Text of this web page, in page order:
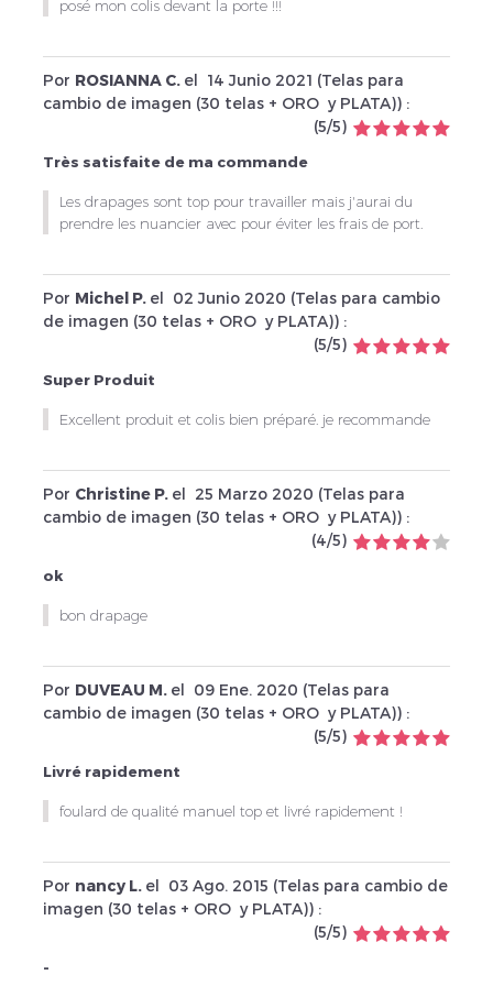
posé mon colis devant la porte !!!
Por ROSIANNA C. el 14 Junio 2021 (Telas para
cambio de imagen (30 telas + ORO y PLATA)) :
(5/5)
Très satisfaite de ma commande
Les drapages sont top pour travailler mais j'aurai du
prendre les nuancier avec pour éviter les frais de port.
Por Michel P. el 02 Junio 2020 (Telas para cambio
de imagen (30 telas + ORO y PLATA)) :
(5/5)
Super Produit
Excellent produit et colis bien préparé. je recommande
Por Christine P. el 25 Marzo 2020 (Telas para
cambio de imagen (30 telas + ORO y PLATA)) :
(4/5)
ok
bon drapage
Por DUVEAU M. el 09 Ene. 2020 (Telas para
cambio de imagen (30 telas + ORO y PLATA)) :
(5/5)
Livré rapidement
foulard de qualité manuel top et livré rapidement !
Por nancy L. el 03 Ago. 2015 (Telas para cambio de
imagen (30 telas + ORO y PLATA)) :
(5/5)
-